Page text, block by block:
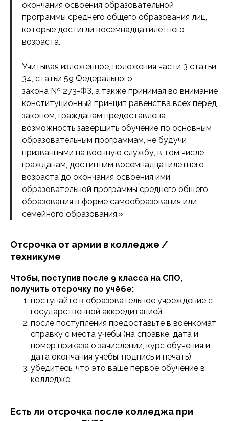
окончания освоения образовательной
программы среднего общего образования лиц,
которые достигли восемнадцатилетнего
возраста.
Учитывая изложенное, положения части 3 статьи
34, статьи 59 Федерального
закона Nº 273-ФЗ, а также принимая во внимание
конституционный принцип равенства всех перед
законом, гражданам предоставлена
возможность завершить обучение по основным
образовательным программам, не будучи
призванными на военную службу, в том числе
гражданам, достигшим восемнадцатилетнего
возраста до окончания освоения ими
образовательной программы среднего общего
образования в форме самообразования или
семейного образования.»
Отсрочка от армии в колледже /
техникуме
Чтобы, поступив после 9 класса на СПО,
получить отсрочку по учёбе:
поступайте в образовательное учреждение с
государственной аккредитацией
после поступления предоставьте в военкомат
справку с места учебы (на справке: дата и
номер приказа о зачислении, курс обучения и
дата окончания учебы; подпись и печать)
убедитесь, что это ваше первое обучение в
колледже
Есть ли отсрочка после колледжа при